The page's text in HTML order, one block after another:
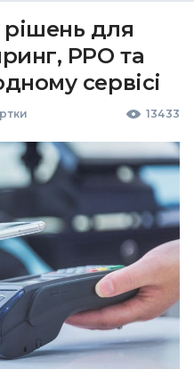
для
РРО та
сервісі
13433